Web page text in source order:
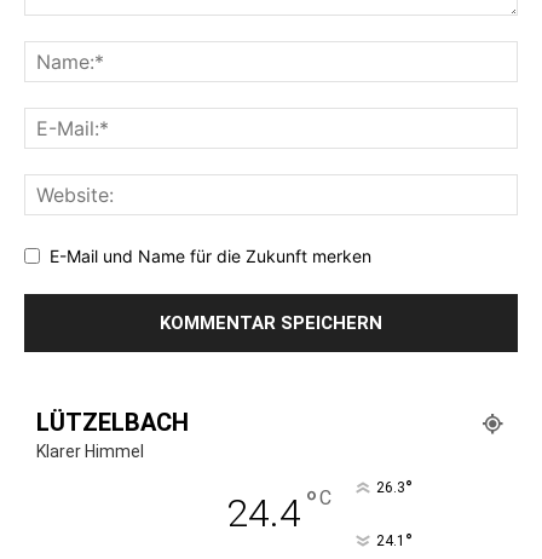
E-Mail und Name für die Zukunft merken
LÜTZELBACH
Klarer Himmel
24.4°C 26.3°
24.1 °